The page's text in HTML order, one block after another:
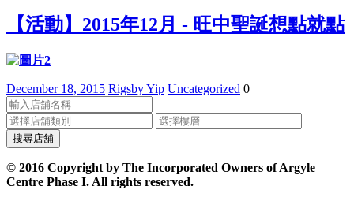
【活動】2015年12月 - 旺中聖誕想點就點
December 18, 2015 Rigsby Yip Uncategorized 0
© 2016 Copyright by The Incorporated Owners of Argyle
Centre Phase I. All rights reserved.